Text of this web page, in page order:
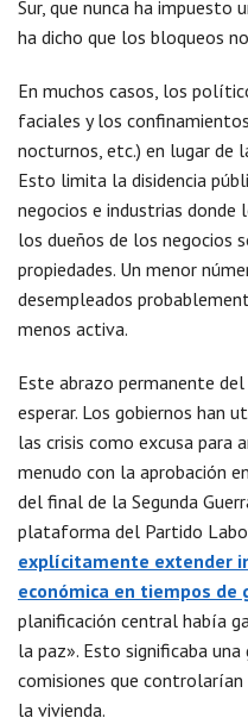
Sur, que nunca ha impuesto
ha dicho que los bloqueos
En muchos casos, los
faciales y los
nocturnos, etc.) en lugar de
Esto limita la disidencia
negocios e industrias donde
los dueños de los negocios
propiedades. Un menor
desempleados
menos activa.
Este abrazo permanente
esperar. Los gobiernos han
las crisis como excusa para
menudo con la aprobación
del final de la Segunda
plataforma del Partido
explícitamente extender
económica en tiempos de
planificación central había
la paz». Esto significaba
comisiones que
la vivienda.